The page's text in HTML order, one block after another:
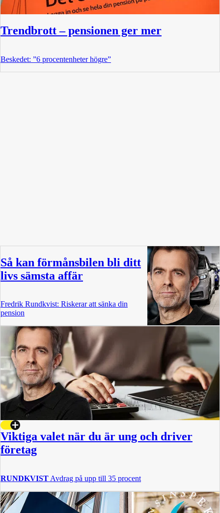
Trendbrott – pensionen ger mer
Beskedet: ”6 procentenheter högre”
Så kan förmånsbilen bli ditt
livs sämsta affär
Fredrik Rundkvist: Riskerar att sänka din
pension
Viktiga valet när du är ung och driver
företag
RUNDKVIST Avdrag på upp till 35 procent